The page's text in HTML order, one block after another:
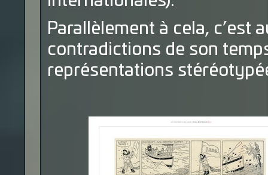
Parallèlement à cela, c’est
contradictions de son
représentations